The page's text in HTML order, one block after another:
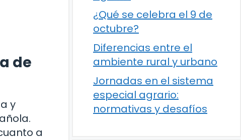
de
y
a
¿Qué se celebra el 9 de
octubre?
Diferencias entre el
ambiente rural y urbano
Jornadas en el sistema
especial agrario:
normativas y desafíos